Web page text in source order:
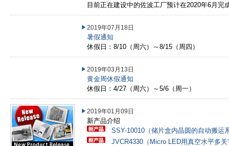
目前正在建设中的佐波工厂预计在2020年6月完
2019年07月18日
暑假通知
休假日：8/10（周六）～8/15（周四）
2019年03月13日
黄金周休假通知
休假日：4/27（周六）～5/6（周一）
2019年01月09日
新产品介绍
SSY-10010（储片盒内晶圆的自动搬运
JVCR4330（Micro LED用真空水平多